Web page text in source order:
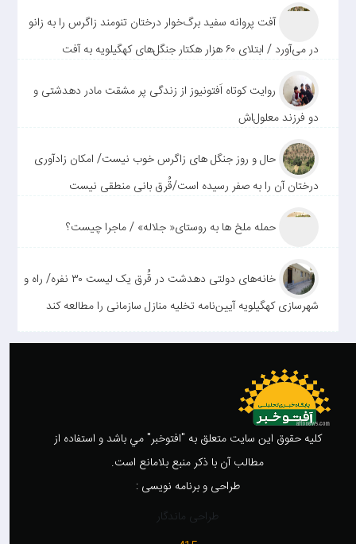
آفت پروانه سفید برگ‌خوار درختان تنومند زاگرس را به زانو
در می‌آورد / ابتلای ۶۰ هزار هکتار جنگل‌های کهگیلویه به آفت
روایت کوتاه اَفتونیوز از زندگی پر مشقت مادر دهدشتی و
دو فرزند معلول‌اش
حال و روز جنگل های زاگرس خوب نیست/ امکان زادآوری
درختان آن را به صفر رسیده است/قُرق بانی منطقی نیست
حمله ملخ ها به روستای« جلاله» / ماجرا چیست؟
خانه‌های دولتی دهدشت در قُرق یک لیست ۳۰ نفره/ راه و
شهرسازی کهگیلویه آیین‌نامه تخلیه منازل سازمانی را مطالعه کند
کليه حقوق اين سايت متعلق به "افتوخبر" مي باشد و استفاده از
مطالب آن با ذکر منبع بلامانع است.
طراحی و برنامه نویسی :
طراحی ماندگار